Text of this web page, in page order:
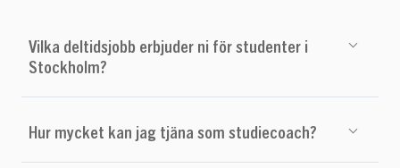
Vilka deltidsjobb erbjuder ni för studenter i
Stockholm?
Hur mycket kan jag tjäna som studiecoach?